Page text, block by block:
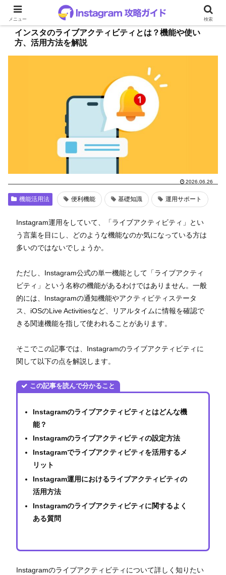
インスタのライブアクティビティとは？機能や使い
方、活用方法を解説
2026.06.26
機能活用法 便利機能 基礎知識 運用サポート
Instagram運用をしていて、「ライブアクティビティ」とい
う言葉を目にし、どのような機能なのか気になっている方は
多いのではないでしょうか。
ただし、Instagram公式の単一機能として「ライブアクティ
ビティ」という名称の機能があるわけではありません。一般
的には、Instagramの通知機能やアクティビティステータ
ス、iOSのLive Activitiesなど、リアルタイムに情報を確認で
きる関連機能を指して使われることがあります。
そこでこの記事では、Instagramのライブアクティビティに
関して以下の点を解説します。
この記事を読んで分かること
Instagramのライブアクティビティとはどんな機
能？
Instagramのライブアクティビティの設定方法
Instagramでライブアクティビティを活用するメ
リット
Instagram運用におけるライブアクティビティの
活用方法
Instagramのライブアクティビティに関するよく
ある質問
Instagramのライブアクティビティについて詳しく知りたい
メニュー 検索